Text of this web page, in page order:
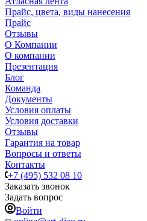
Прайс, цвета, виды нанесения
Прайс
Отзывы
О Компании
О компании
Презентация
Блог
Команда
Документы
Условия оплаты
Условия доставки
Отзывы
Гарантия на товар
Вопросы и ответы
Контакты
+7 (495) 532 08 10
Заказать звонок
Задать вопрос
Войти